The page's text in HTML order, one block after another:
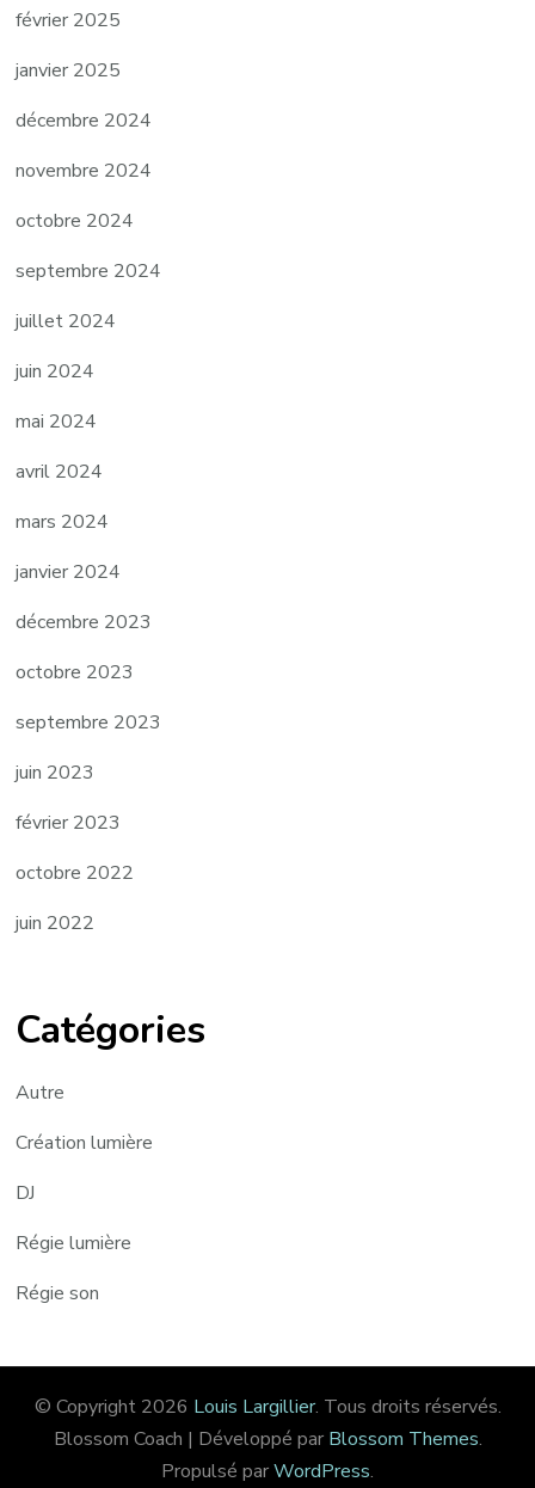
février 2025
janvier 2025
décembre 2024
novembre 2024
octobre 2024
septembre 2024
juillet 2024
juin 2024
mai 2024
avril 2024
mars 2024
janvier 2024
décembre 2023
octobre 2023
septembre 2023
juin 2023
février 2023
octobre 2022
juin 2022
Catégories
Autre
Création lumière
DJ
Régie lumière
Régie son
© Copyright 2026 Louis Largillier. Tous droits réservés.
Blossom Coach | Développé par Blossom Themes.
Propulsé parWordPress.